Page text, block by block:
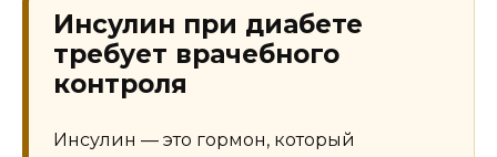
Инсулин при диабете
требует врачебного
контроля
Инсулин — это гормон, который